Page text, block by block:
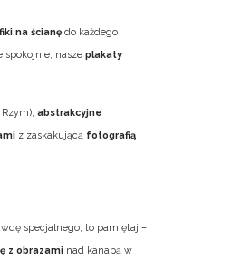
na ścianę do każdego
spokojnie, nasze plakaty
abstrakcyjne
z zaskakującą fotografią
specjalnego, to pamiętaj –
z obrazami nad kanapą w